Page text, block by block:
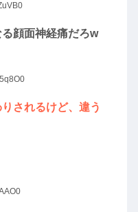
顔面神経痛だろw
されるけど、違う